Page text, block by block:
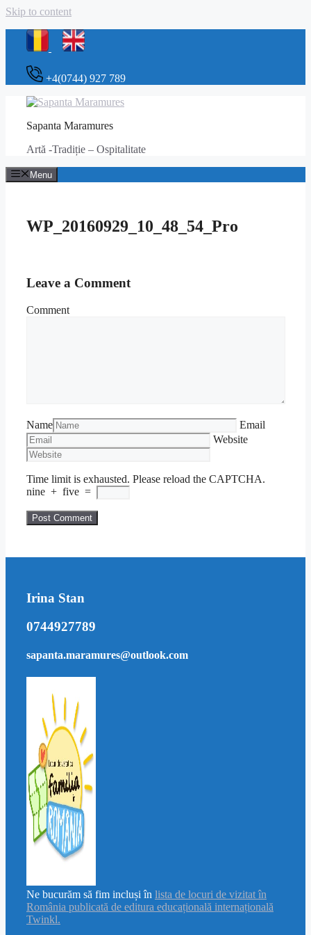
Skip to content
+4(0744) 927 789
Sapanta Maramures
Artă -Tradiție – Ospitalitate
Menu
WP_20160929_10_48_54_Pro
Leave a Comment
Comment
Name
Email
Website
Time limit is exhausted. Please reload the CAPTCHA.
nine + five =
Irina Stan
0744927789
sapanta.maramures@outlook.com
Ne bucurăm să fim incluși în lista de locuri de vizitat în
România publicată de editura educațională internațională
Twinkl.